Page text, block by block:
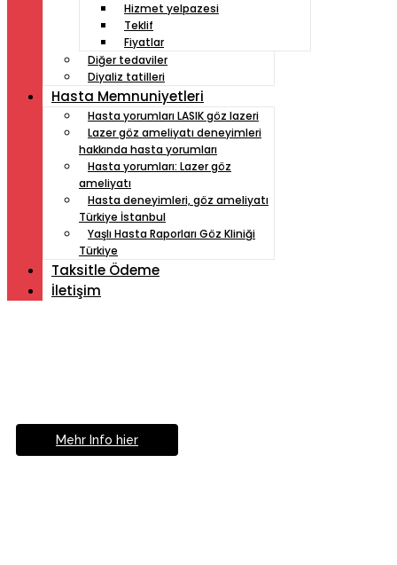
Hizmet yelpazesi
Teklif
Fiyatlar
Diğer tedaviler
Diyaliz tatilleri
Hasta Memnuniyetleri
Hasta yorumları LASIK göz lazeri
Lazer göz ameliyatı deneyimleri
hakkında hasta yorumları
Hasta yorumları: Lazer göz
ameliyatı
Hasta deneyimleri, göz ameliyatı
Türkiye İstanbul
Yaşlı Hasta Raporları Göz Kliniği
Türkiye
Taksitle Ödeme
İletişim
Mehr Info hier